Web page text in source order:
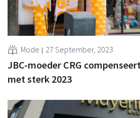
Mode 27 September, 2023
JBC-moeder CRG
met sterk 2023